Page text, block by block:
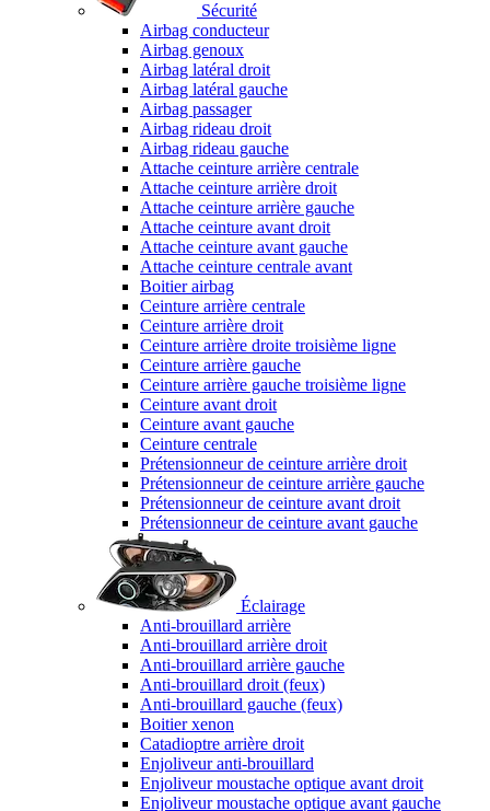
Sécurité
Airbag conducteur
Airbag genoux
Airbag latéral droit
Airbag latéral gauche
Airbag passager
Airbag rideau droit
Airbag rideau gauche
Attache ceinture arrière centrale
Attache ceinture arrière droit
Attache ceinture arrière gauche
Attache ceinture avant droit
Attache ceinture avant gauche
Attache ceinture centrale avant
Boitier airbag
Ceinture arrière centrale
Ceinture arrière droit
Ceinture arrière droite troisième ligne
Ceinture arrière gauche
Ceinture arrière gauche troisième ligne
Ceinture avant droit
Ceinture avant gauche
Ceinture centrale
Prétensionneur de ceinture arrière droit
Prétensionneur de ceinture arrière gauche
Prétensionneur de ceinture avant droit
Prétensionneur de ceinture avant gauche
Éclairage
Anti-brouillard arrière
Anti-brouillard arrière droit
Anti-brouillard arrière gauche
Anti-brouillard droit (feux)
Anti-brouillard gauche (feux)
Boitier xenon
Catadioptre arrière droit
Enjoliveur anti-brouillard
Enjoliveur moustache optique avant droit
Enjoliveur moustache optique avant gauche